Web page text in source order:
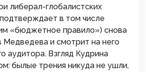
либерал-глобалистских
в том числе
«бюджетное правило») снова
Медведева и смотрит на него
аудитора. Взгляд Кудрина
былые трения никуда не ушли,